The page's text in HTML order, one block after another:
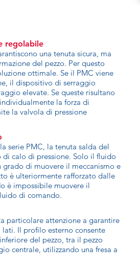
regolabile
una tenuta sicura, ma
del pezzo. Per questo
ottimale. Se il PMC viene
il dispositivo di serraggio
elevate. Se queste risultano
la forza di
la valvola di pressione
serie PMC, la tenuta salda del
di calo di pressione. Solo il fluido
di muovere il meccanismo e
è ulteriormente rafforzato dalle
è impossibile muovere il
di comando.
particolare attenzione a garantire
lati. Il profilo esterno consente
del pezzo, tra il pezzo
centrale, utilizzando una fresa a